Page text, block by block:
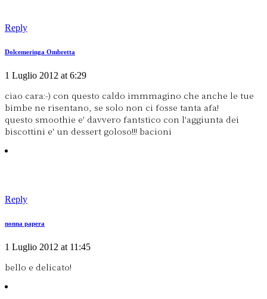
Reply
Dolcemeringa Ombretta
1 Luglio 2012 at 6:29
ciao cara:-) con questo caldo immmagino che anche le tue
bimbe ne risentano, se solo non ci fosse tanta afa!
questo smoothie e' davvero fantstico con l'aggiunta dei
biscottini e' un dessert goloso!!! bacioni
Reply
nonna papera
1 Luglio 2012 at 11:45
bello e delicato!